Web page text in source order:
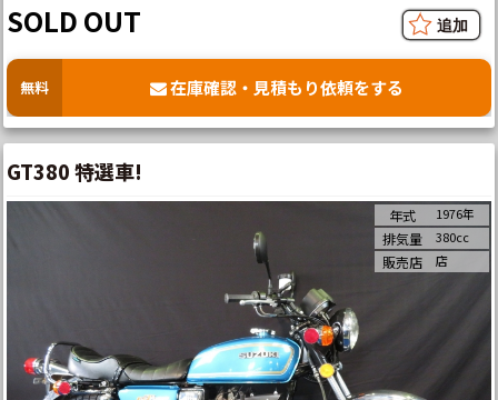
SOLD OUT
無料 在庫確認・見積もり依頼をする
GT380 特選車!
年式 1976年
排気量 380cc
販売店 店